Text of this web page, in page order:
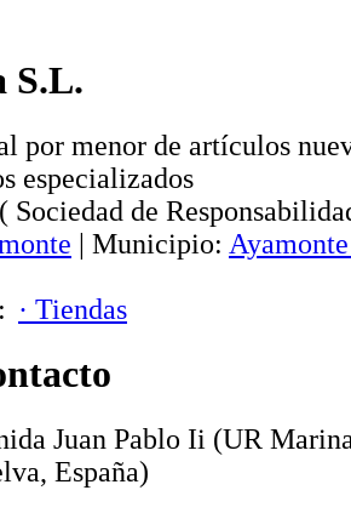
S.L.
por menor de artículos
especializados
( Sociedad de
| Municipio: Ayamonte
· Tiendas
Juan Pablo Ii (UR
España)